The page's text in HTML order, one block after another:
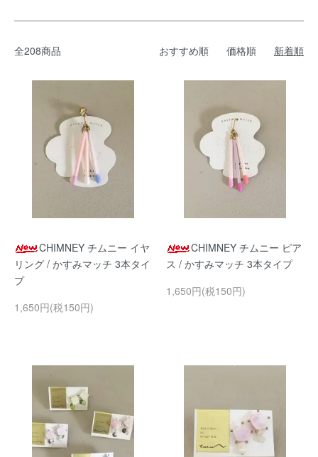
全208商品 おすすめ順 価格順 新着順
CHIMNEY チムニー イヤ
リング / かすみマッチ 3本タイ
プ
1,650円(税150円)
CHIMNEY チムニー ピア
ス / かすみマッチ 3本タイプ
1,650円(税150円)